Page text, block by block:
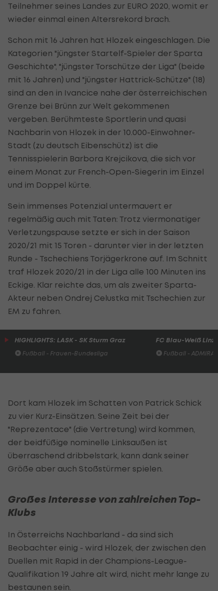
Teilnehmer seines Landes zur EURO 2020, womit er
wieder einmal einen Altersrekord brach.
Schon mit 16 Jahren hat Hlozek eingeschlagen. Die
Kategorien "jüngster Startelf-Spieler der Sparta
Geschichte", "jüngster Torschütze der Liga" (beide
mit 16 Jahren) und "jüngster Hattrick-Schütze" (18)
sind an den in Ivancice nahe der österreichischen
Grenze bei Brünn zur Welt gekommenen
vergeben. Berühmteste Sportlerin und quasi
Nachbarin von Hlozek in der 10.000-Einwohner-
Stadt (zu deutsch Eibenschütz) ist die
Tennisspielerin Barbora Krejcikova, die sich vor
einem Monat zur French-Open-Siegerin im Einzel
und im Doppel kürte.
Sein immenses Potenzial untermauert er
regelmäßig auch mit Taten: Trotz viermonatiger
Verletzungspause setzte er sich in der Saison
2020/21 mit 15 Toren - darunter vier in der letzten
Runde - Tschechiens Torjägerkrone auf. Im Schnitt
traf Hlozek 2020/21 in der Liga alle 100 Minuten ins
Eckige. Klar reichte das, um als zweiter Sparta-
Akteur neben Ondrej Celustka mit Tschechien zur
EM zu fahren.
HIGHLIGHTS: LASK - SK Sturm Graz
Fußball - Frauen-Bundesliga
FC Blau-Weiß Linz
Fußball -
Dort kam Hlozek im Schatten von Patrick Schick
zu vier Kurz-Einsätzen. Seine Zeit bei der
"Reprezentace" (die Vertretung) wird kommen,
der beidfüßige nominelle Linksaußen ist
überraschend dribbelstark, kann dank seiner
Größe aber auch Stoßstürmer spielen.
Großes Interesse von zahlreichen Top-
Klubs
In Österreichs Nachbarland - da sind sich
Beobachter einig - wird Hlozek, der zwischen den
Duellen mit Rapid in der Champions-League-
Qualifikation 19 Jahre alt wird, nicht mehr lange zu
bestaunen sein.